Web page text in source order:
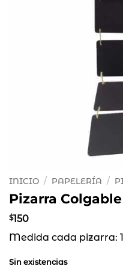
INICIO / PAPELERÍA /
Pizarra
$150
Medida cada pizarra:
Sin existencias